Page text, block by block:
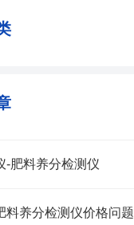
-肥料养分检测仪
料养分检测仪价格问题